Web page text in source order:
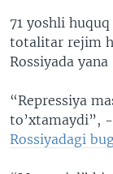
71 yoshli
totalitar rejim
Rossiyada
“Repressiya
to’xtamaydi”, -
Rossiyadagi